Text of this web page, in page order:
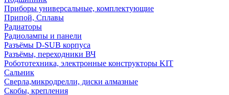
Приборы универсальные, комплектующие
Припой, Сплавы
Радиаторы
Радиолампы и панели
Разъёмы D-SUB корпуса
Разъёмы, переходники ВЧ
Робототехника, электронные конструкторы KIT
Сальник
Сверла,микродрелли, диски алмазные
Скобы, крепления